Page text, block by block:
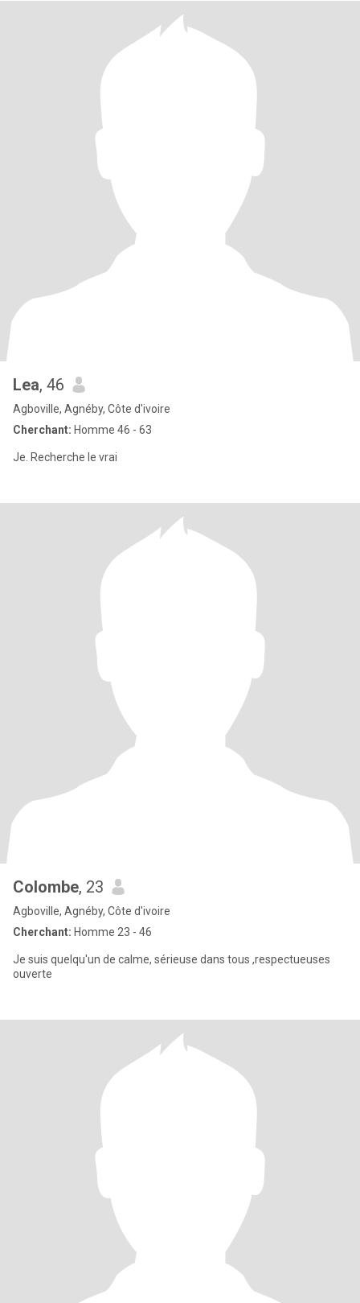
Lea, 46
Agboville, Agnéby, Côte d'ivoire
Cherchant: Homme 46 - 63
Je. Recherche le vrai
Colombe, 23
Agboville, Agnéby, Côte d'ivoire
Cherchant: Homme 23 - 46
Je suis quelqu'un de calme, sérieuse dans tous ,respectueuses
ouverte